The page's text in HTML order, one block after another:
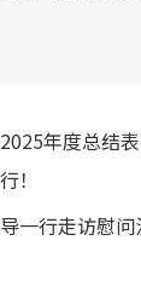
年度总结
！
一行走访慰